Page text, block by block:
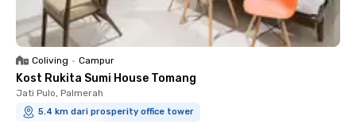
Coliving • Campur
Kost Rukita Sumi House Tomang
Jati Pulo, Palmerah
5.4 km dari prosperity office tower